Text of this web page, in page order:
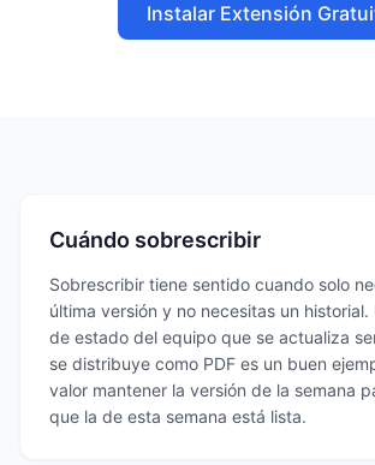
Instalar Extensión
Cuándo sobrescribir
Sobrescribir tiene sentido cuando solo
última versión y no necesitas un
de estado del equipo que se actualiza
se distribuye como PDF es un buen
valor mantener la versión de la semana
que la de esta semana está lista.